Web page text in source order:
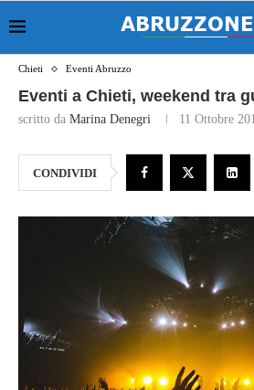
Chieti Eventi Abruzzo
Eventi a Chieti, weekend tra
scritto da Marina Denegri 11 Ottobre
CONDIVIDI